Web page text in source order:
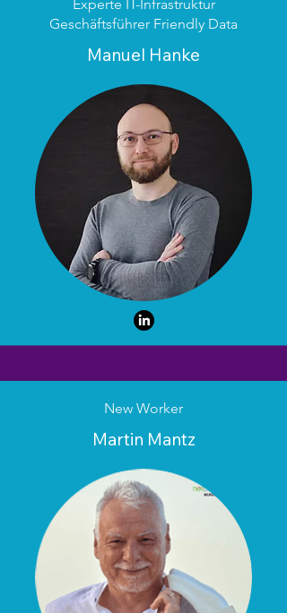
Experte IT-Infrastruktur
Geschäftsführer Friendly Data
Manuel Hanke
New Worker
Martin Mantz